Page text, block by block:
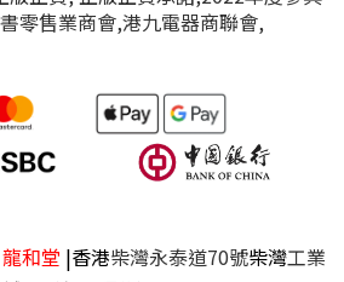
龍和堂 |香港柴灣永泰道70號柴灣工業